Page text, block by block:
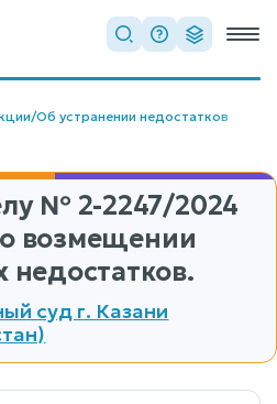
/Об устранении недостатков
№ 2-2247/2024
о возмещении
недостатков.
суд г. Казани